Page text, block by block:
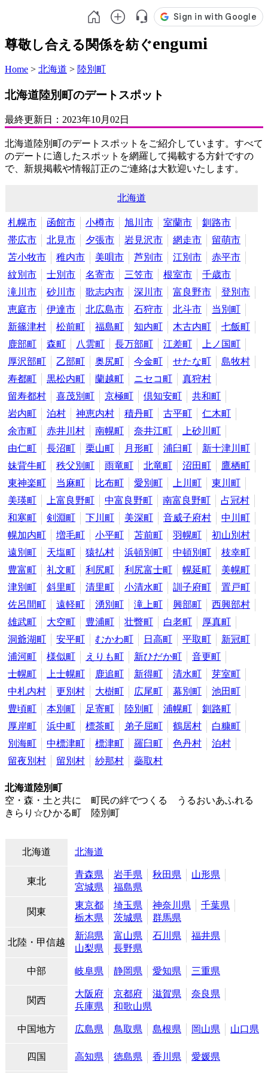
尊敬し合える関係を紡ぐengumi
Home > 北海道 > 陸別町
北海道陸別町のデートスポット
最終更新日： 2023年10月02日
北海道陸別町のデートスポットをご紹介しています。すべて
のデートに適したスポットを網羅して掲載する方針ですの
で、新規掲載や情報訂正のご連絡は大歓迎いたします。
北海道
札幌市 函館市 小樽市 旭川市 室蘭市
釧路市
帯広市
北見市 夕張市 岩見沢市 網走市
留萌市
苫小牧市
稚内市 美唄市 芦別市 江別市
赤平市
紋別市
士別市 名寄市 三笠市 根室市
千歳市
滝川市
砂川市 歌志内市 深川市 富良野市
登別市
恵庭市
伊達市 北広島市 石狩市 北斗市
当別町
新篠津村
松前町 福島町 知内町 木古内町
七飯町
鹿部町
森町 八雲町 長万部町 江差町
上ノ国町
厚沢部町
乙部町 奥尻町 今金町 せたな町
島牧村
寿都町
黒松内町 蘭越町 ニセコ町
真狩村
留寿都村
喜茂別町 京極町 倶知安町
共和町
岩内町
泊村 神恵内村 積丹町 古平町
仁木町
余市町
赤井川村 南幌町 奈井江町
上砂川町
由仁町
長沼町 栗山町 月形町 浦臼町
新十津川町
妹背牛町
秩父別町 雨竜町 北竜町 沼田町
鷹栖町
東神楽町
当麻町 比布町 愛別町 上川町
東川町
美瑛町
上富良野町 中富良野町 南富良野町
占冠村
和寒町
剣淵町 下川町 美深町 音威子府村
中川町
幌加内町
増毛町 小平町 苫前町 羽幌町
初山別村
遠別町
天塩町 猿払村 浜頓別町 中頓別町
枝幸町
豊富町
礼文町 利尻町 利尻富士町 幌延町
美幌町
津別町
斜里町 清里町 小清水町 訓子府町
置戸町
佐呂間町
遠軽町 湧別町 滝上町 興部町
西興部村
雄武町
大空町 豊浦町 壮瞥町 白老町
厚真町
洞爺湖町
安平町 むかわ町 日高町 平取町
新冠町
浦河町
様似町 えりも町 新ひだか町
音更町
士幌町
上士幌町 鹿追町 新得町 清水町
芽室町
中札内村
更別村 大樹町 広尾町 幕別町
池田町
豊頃町
本別町 足寄町 陸別町 浦幌町
釧路町
厚岸町
浜中町 標茶町 弟子屈町 鶴居村
白糠町
別海町
中標津町 標津町 羅臼町 色丹村
泊村
留夜別村
留別村 紗那村 蘂取村
北海道陸別町
空・森・土と共に 町民の絆でつくる うるおいあふれる
きらり☆ひかる町 陸別町
北海道 北海道
東北
青森県 岩手県 秋田県
山形県
宮城県
福島県
関東
東京都 埼玉県 神奈川県
千葉県
栃木県
茨城県 群馬県
北陸・甲信越
新潟県 富山県 石川県
福井県
山梨県
長野県
中部 岐阜県 静岡県 愛知県 三重県
関西
大阪府 京都府 滋賀県
奈良県
兵庫県
和歌山県
中国地方 広島県 鳥取県 島根県 岡山県 山口県
四国 高知県 徳島県 香川県 愛媛県